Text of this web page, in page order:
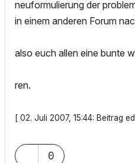
neuformulierung der
in einem anderen Forum
also euch allen eine bunte
ren.
[ 02. Juli 2007, 15:44: Beitrag
0